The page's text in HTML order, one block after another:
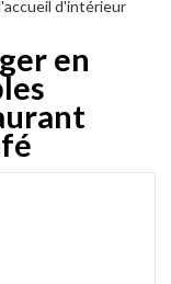
d'intérieur
en